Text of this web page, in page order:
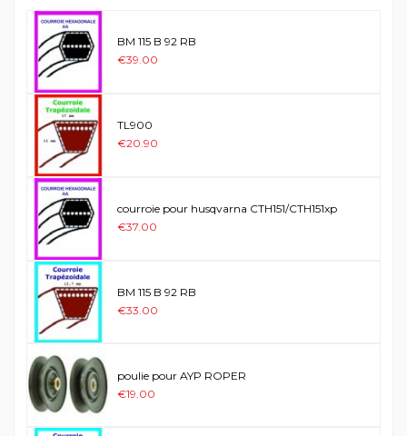
BM 115 B 92 RB
€39.00
TL900
€20.90
courroie pour husqvarna CTH151/CTH151xp
€37.00
BM 115 B 92 RB
€33.00
poulie pour AYP ROPER
€19.00